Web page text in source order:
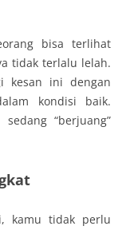
bisa terlihat
tidak terlalu lelah.
kesan ini dengan
kondisi baik.
“berjuang”
kamu tidak perlu